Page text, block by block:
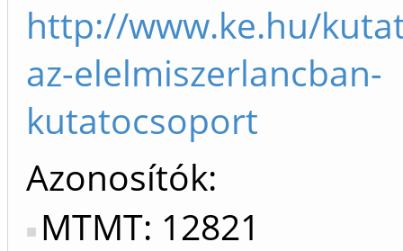
http://www.ke.hu/
az-elelmiszerlancban-
kutatocsoport
Azonosítók
MTMT: 12821